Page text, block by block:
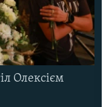
Олексієм